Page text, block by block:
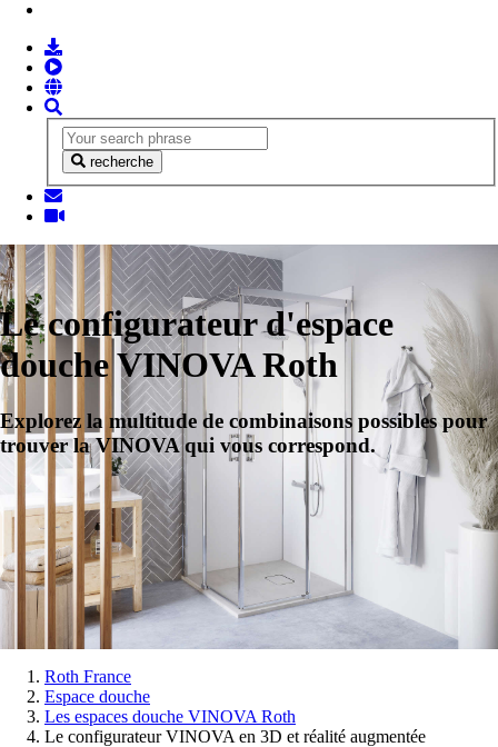
recherche
Le configurateur d'espace
douche VINOVA Roth
Explorez la multitude de combinaisons possibles pour
trouver la VINOVA qui vous correspond.
Vous
êtes
Roth France
Espace douche
Les espaces douche VINOVA Roth
Le configurateur VINOVA en 3D et réalité augmentée